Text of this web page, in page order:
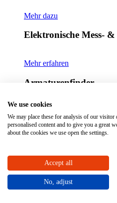
Mehr dazu
Elektronische Mess-
Mehr erfahren
Armaturenfinder
Beratung
Bedieneinheiten!
Unser Experte kennt die
Industriearmaturen und berät Sie
We use cookies
We may place these for analysis of our
personalised content and to give you a great
about the cookies we use open the settings.
Accept all
No, adjust